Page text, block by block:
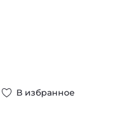
В избранное